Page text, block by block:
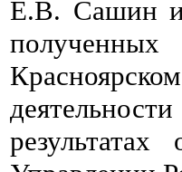
Е.В. Сашин